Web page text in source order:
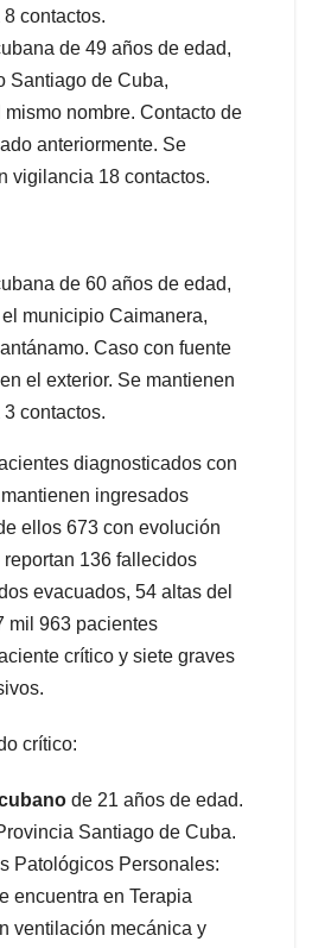
contactos.
de 49 años de edad,
Santiago de Cuba,
nombre. Contacto de
anteriormente. Se
vigilancia 18 contactos.
de 60 años de edad,
municipio Caimanera,
Caso con fuente
el exterior. Se mantienen
contactos.
diagnosticados con
ingresados
ellos 673 con evolución
136 fallecidos
evacuados, 54 altas del
mil 963 pacientes
crítico y siete graves
crítico:
de 21 años de edad.
Santiago de Cuba.
Patológicos Personales:
encuentra en Terapia
ventilación mecánica y